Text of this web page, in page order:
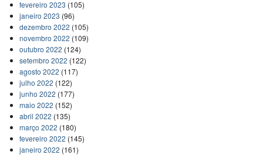
fevereiro 2023 (105)
janeiro 2023 (96)
dezembro 2022 (105)
novembro 2022 (109)
outubro 2022 (124)
setembro 2022 (122)
agosto 2022 (117)
julho 2022 (122)
junho 2022 (177)
maio 2022 (152)
abril 2022 (135)
março 2022 (180)
fevereiro 2022 (145)
janeiro 2022 (161)